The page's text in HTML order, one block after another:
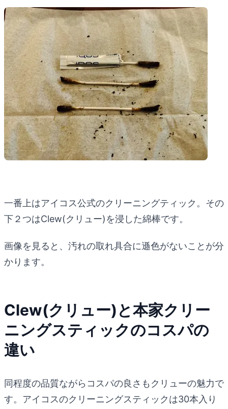
一番上はアイコス公式のクリーニングティック。その
下２つはClew(クリュー)を浸した綿棒です。
画像を見ると、汚れの取れ具合に遜色がないことが分
かります。
Clew(クリュー)と本家クリー
ニングスティックのコスパの
違い
同程度の品質ながらコスパの良さもクリューの魅力で
す。アイコスのクリーニングスティックは30本入り